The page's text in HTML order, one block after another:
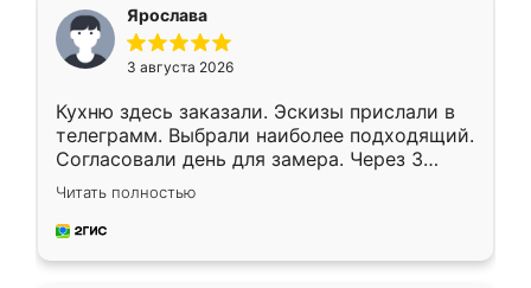
Ярослава
3 августа 2026
Кухню здесь заказали. Эскизы прислали в
телеграмм. Выбрали наиболее подходящий.
Согласовали день для замера. Через 3
недели кухня была уже готова. Остались
довольны работой. Спасибо Ренессанс
мебель за качественную работу!
Читать полностью